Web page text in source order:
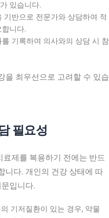
있습니다.
기반으로 전문가와 상담하여 적
니다.
기록하여 의사와의 상담 시 참
을 최우선으로 고려할 수 있습
필요성
제를 복용하기 전에는 반드
니다. 개인의 건강 상태에 따
입니다.
기저질환이 있는 경우, 약물